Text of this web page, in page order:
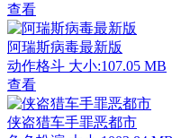
查看
阿瑞斯病毒最新版
动作格斗 大小:107.05 MB
查看
侠盗猎车手罪恶都市